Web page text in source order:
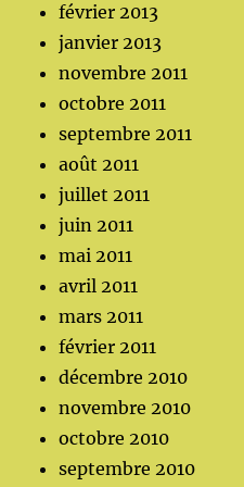
février 2013
janvier 2013
novembre 2011
octobre 2011
septembre 2011
août 2011
juillet 2011
juin 2011
mai 2011
avril 2011
mars 2011
février 2011
décembre 2010
novembre 2010
octobre 2010
septembre 2010